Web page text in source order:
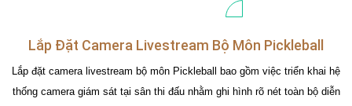
Lắp Đặt Camera Livestream Bộ Môn Pickleball
Lắp đặt camera livestream bộ môn Pickleball bao gồm việc triển khai hệ
thống camera giám sát tại sân thi đấu nhằm ghi hình rõ nét toàn bộ diễn